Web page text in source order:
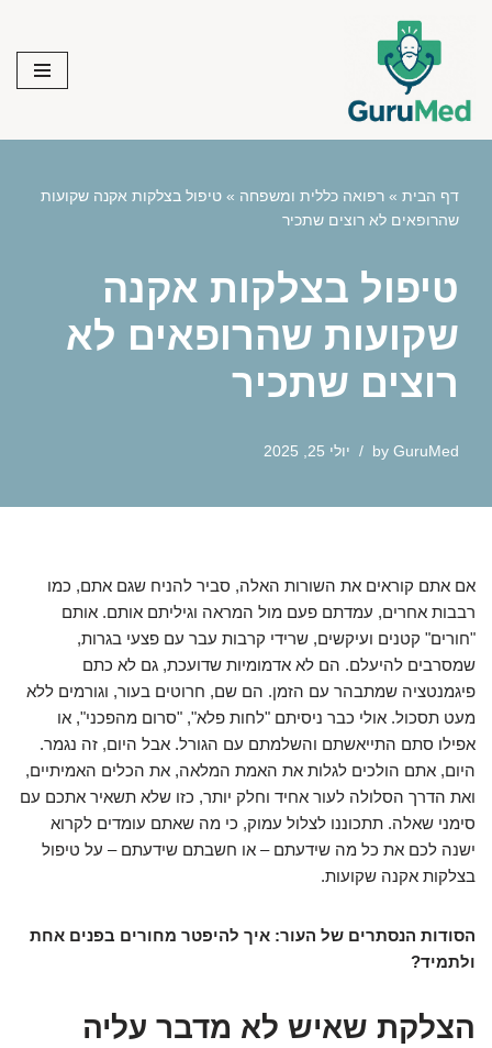
content
דף הבית » רפואה כללית ומשפחה » טיפול בצלקות אקנה שקועות
שהרופאים לא רוצים שתכיר
טיפול בצלקות אקנה
שקועות שהרופאים לא
רוצים שתכיר
by GuruMed יולי 25, 2025
אם אתם קוראים את השורות האלה, סביר להניח שגם אתם, כמו
רבבות אחרים, עמדתם פעם מול המראה וגיליתם אותם. אותם
"חורים" קטנים ועיקשים, שרידי קרבות עבר עם פצעי בגרות,
שמסרבים להיעלם. הם לא אדמומיות שדועכת, גם לא כתם
פיגמנטציה שמתבהר עם הזמן. הם שם, חרוטים בעור, וגורמים ללא
מעט תסכול. אולי כבר ניסיתם "לחות פלא", "סרום מהפכני", או
אפילו סתם התייאשתם והשלמתם עם הגורל. אבל היום, זה נגמר.
היום, אתם הולכים לגלות את האמת המלאה, את הכלים האמיתיים,
ואת הדרך הסלולה לעור אחיד וחלק יותר, כזו שלא תשאיר אתכם עם
סימני שאלה. תתכוננו לצלול עמוק, כי מה שאתם עומדים לקרוא
ישנה לכם את כל מה שידעתם – או חשבתם שידעתם – על טיפול
בצלקות אקנה שקועות.
הסודות הנסתרים של העור: איך להיפטר מחורים בפנים אחת
ולתמיד?
הצלקת שאיש לא מדבר עליה